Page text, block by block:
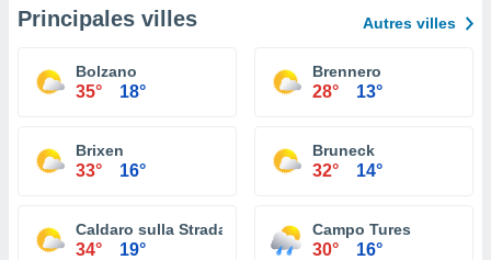
Principales villes Autres villes
Bolzano
35° 18°
Brennero
28° 13°
Brixen
33° 16°
Bruneck
32° 14°
Caldaro sulla Strada del Vino
34° 19°
Campo Tures
30° 16°